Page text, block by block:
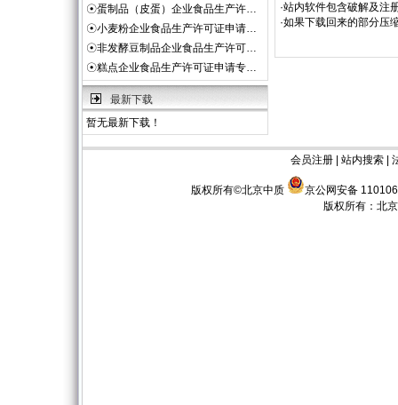
☉蛋制品（皮蛋）企业食品生产许…
☉小麦粉企业食品生产许可证申请…
☉非发酵豆制品企业食品生产许可…
☉糕点企业食品生产许可证申请专…
最新下载
暂无最新下载！
·站内软件包含破解及注
·如果下载回来的部分压
会员注册| 站内搜索|
版权所有©北京中质
京公网安备
版权所有： 北